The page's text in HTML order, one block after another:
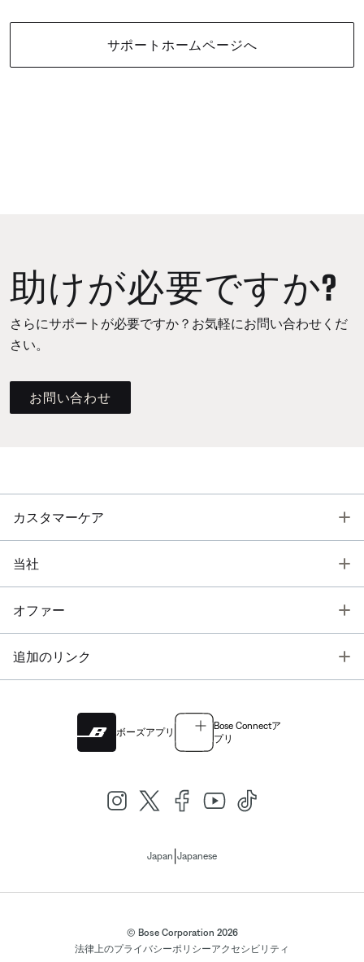
サポートホームページへ
助けが必要ですか?
さらにサポートが必要ですか？お気軽にお問い合わせくだ
さい。
お問い合わせ
カスタマーケア
当社
オファー
追加のリンク
ボーズアプリ
Bose Connectア
プリ
Japan Japanese
© Bose Corporation 2026
法律上のプライバシーポリシーアクセシビリティ